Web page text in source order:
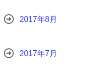
2017年8月
2017年7月